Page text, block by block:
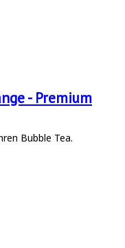
- Premium
Bubble Tea.